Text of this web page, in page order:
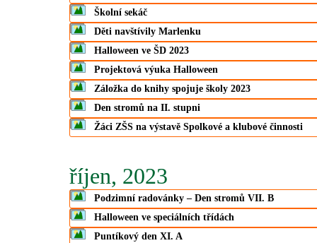
Školní sekáč
Děti navštívily Marlenku
Halloween ve ŠD 2023
Projektová výuka Halloween
Záložka do knihy spojuje školy 2023
Den stromů na II. stupni
Žáci ZŠS na výstavě Spolkové a klubové činnosti
říjen, 2023
Podzimní radovánky – Den stromů VII. B
Halloween ve speciálních třídách
Puntíkový den XI. A